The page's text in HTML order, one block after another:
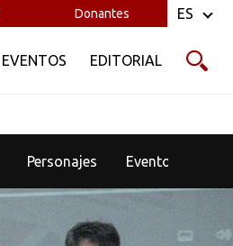
Donantes
EVENTOS EDITORIAL
ES
Personajes Eventos